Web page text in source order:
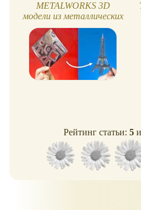
METALWORKS 3D
модели из металлических
пластин
Рейтинг статьи: 5